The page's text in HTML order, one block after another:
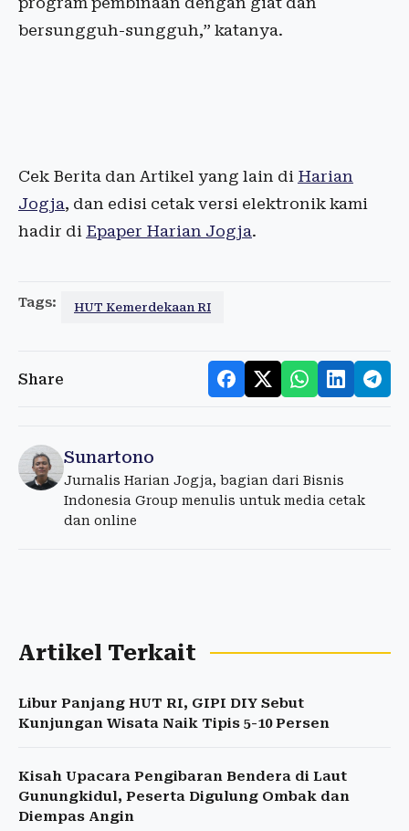
bersungguh-sungguh,” katanya.
Cek Berita dan Artikel yang lain di Harian
Jogja, dan edisi cetak versi elektronik kami
hadir di Epaper Harian Jogja.
Tags: HUT Kemerdekaan RI
Share
Sunartono
Jurnalis Harian Jogja, bagian dari Bisnis
Indonesia Group menulis untuk media cetak
dan online
Artikel Terkait
Libur Panjang HUT RI, GIPI DIY Sebut
Kunjungan Wisata Naik Tipis 5-10 Persen
Kisah Upacara Pengibaran Bendera di Laut
Gunungkidul, Peserta Digulung Ombak dan
Diempas Angin